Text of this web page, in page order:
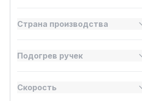
Страна производства
Подогрев ручек
Скорость